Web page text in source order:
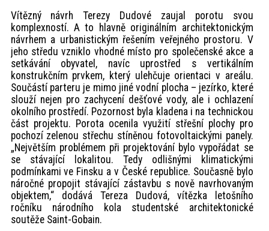
Vítězný návrh Terezy Dudové zaujal porotu svou
komplexností. A to hlavně originálním architektonickým
návrhem a urbanistickým řešením veřejného prostoru. V
jeho středu vzniklo vhodné místo pro společenské akce a
setkávání obyvatel, navíc uprostřed s vertikálním
konstrukčním prvkem, který ulehčuje orientaci v areálu.
Součástí parteru je mimo jiné vodní plocha – jezírko, které
slouží nejen pro zachycení dešťové vody, ale i ochlazení
okolního prostředí. Pozornost byla kladena i na technickou
část projektu. Porota ocenila využití střešní plochy pro
pochozí zelenou střechu stíněnou fotovoltaickými panely.
„Největším problémem při projektování bylo vypořádat se
se stávající lokalitou. Tedy odlišnými klimatickými
podmínkami ve Finsku a v České republice. Současně bylo
náročné propojit stávající zástavbu s nově navrhovaným
objektem,“ dodává Tereza Dudová, vítězka letošního
ročníku národního kola studentské architektonické
soutěže Saint-Gobain.